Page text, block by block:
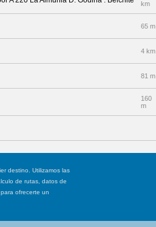
km
65 m
4 km
81 m
160
m
destino. Utilizamos las
de rutas, datos de
ofrecerte un